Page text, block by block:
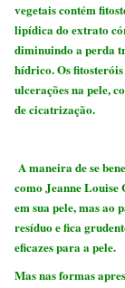
vegetais contém
lipídica do extrato
diminuindo a perda
hídrico. Os
ulcerações na pele,
de cicatrização.
A maneira de se
como Jeanne Louise
em sua pele, mas ao
resíduo e fica
eficazes para a pele.
Mas nas formas